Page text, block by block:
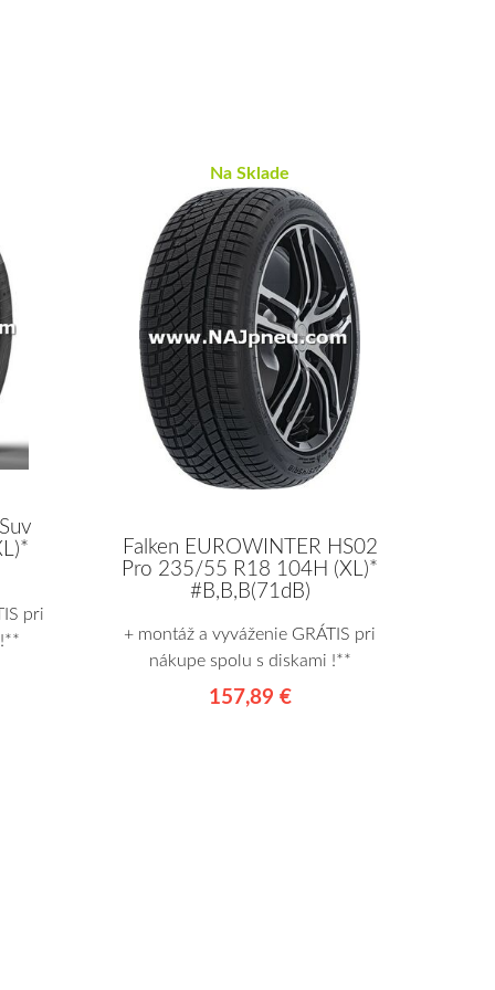
pri
Na Sklade
Falken EUROWINTER HS02
Pro 235/55 R18 104H (XL)*
#B,B,B(71dB)
+ montáž a vyváženie GRÁTIS pri
nákupe spolu s diskami !**
157,89 €